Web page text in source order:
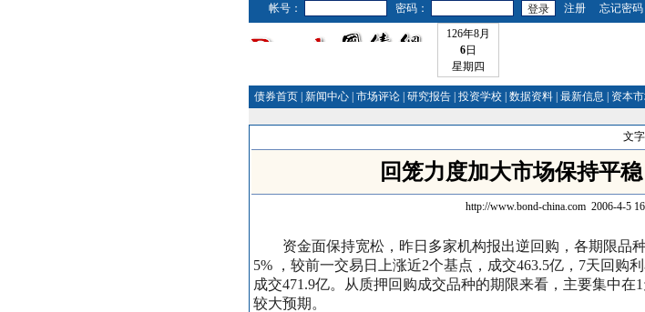
帐号： 密码： 注册 忘记密码
126年8月
6日
星期四
债券首页 新闻中心 市场评论 研究报告 投资学校 数据资料 最新信息 资本
文
回笼力度加大市场保持平
http://www.bond-china.com2006-4-5
资金面保持宽松，昨日多家机构报出逆回购，各期限品种
5% ，较前一交易日上涨近2个基点，成交463.5亿，7天回购
成交471.9亿。从质押回购成交品种的期限来看，主要集中在1
较大预期。